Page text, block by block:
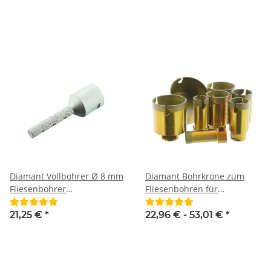
Diamant Vollbohrer Ø 8 mm
Fliesenbohrer
Diamantfräser M14
21,25 € *
Diamant Bohrkrone zum
Fliesenbohren für
Winkelschleifer M14
Premium dünnwandig
22,96 € - 53,01 € *